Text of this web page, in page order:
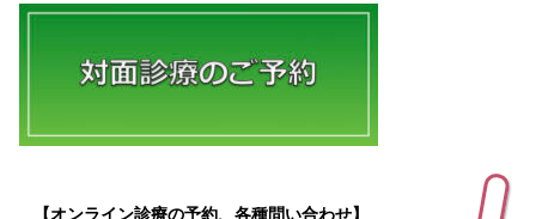
【オンライン診療の予約、各種問い合わせ】